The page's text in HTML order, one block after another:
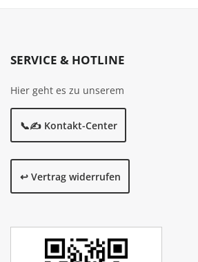
SERVICE & HOTLINE
Hier geht es zu unserem
📞✍️ Kontakt-Center
↩️ Vertrag widerrufen